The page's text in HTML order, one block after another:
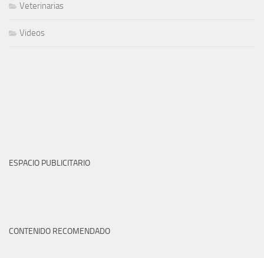
Veterinarias
Videos
ESPACIO PUBLICITARIO
CONTENIDO RECOMENDADO